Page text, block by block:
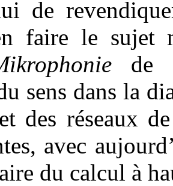
de
faire le sujet
de
sens dans la
des réseaux
avec
du calcul à